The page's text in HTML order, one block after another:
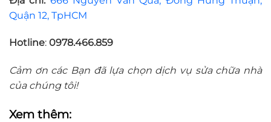
Quận 12, TpHCM
Hotline: 0978.466.859
Cảm ơn các Bạn đã lựa chọn dịch vụ sửa chữa nhà
của chúng tôi!
Xem thêm: